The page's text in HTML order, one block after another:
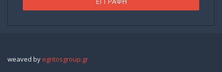
weaved by egritosgroup.gr